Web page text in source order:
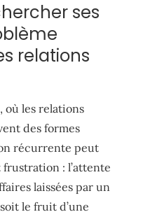
ses
relations
où les relations
des formes
récurrente peut
: l’attente
laissées par un
le fruit d’une